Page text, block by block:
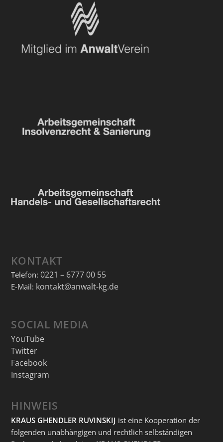
KONTAKT
Telefon: 0221 – 6777 00 55
E-Mail: kontakt@anwalt-kg.de
SOCIAL MEDIA
YouTube
Twitter
Facebook
Instagram
HINWEIS
KRAUS GHENDLER RUVINSKIJ ist eine Kooperation der
folgenden unabhängigen und rechtlich selbständigen